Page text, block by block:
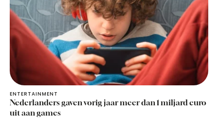
ENTERTAINMENT
Nederlanders gaven vorig jaar meer dan 1 miljard euro
uit aan games